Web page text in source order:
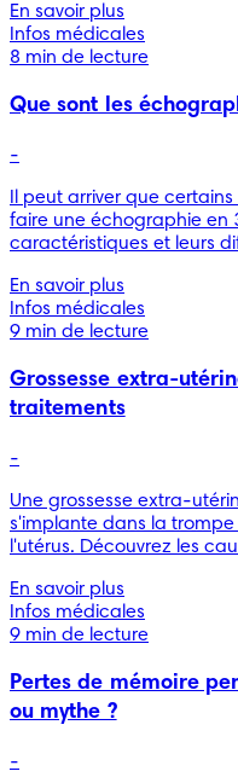
En savoir plus
Infos médicales
8 min de lecture
Que sont les
-
Il peut arriver que
faire une échographie en
caractéristiques et leurs
En savoir plus
Infos médicales
9 min de lecture
Grossesse extra-
traitements
-
Une grossesse extra-
s'implante dans la
l'utérus. Découvrez les
En savoir plus
Infos médicales
9 min de lecture
Pertes de mémoire
ou mythe ?
-